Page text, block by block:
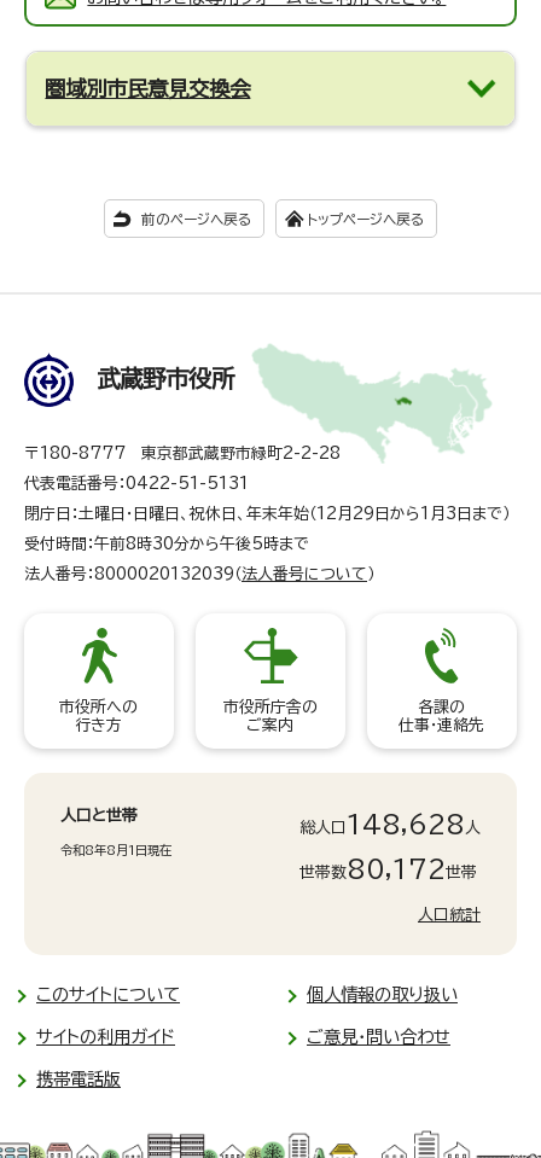
圏域別市民意見交換会
前のページへ戻る トップページへ戻る
武蔵野市役所
〒180-8777 東京都武蔵野市緑町2-2-28
代表電話番号：0422-51-5131
閉庁日：土曜日・日曜日、祝休日、年末年始（12月29日から1月3日まで）
受付時間：午前8時30分から午後5時まで
法人番号：8000020132039（ 法人番号について ）
市役所への
行き方
市役所庁舎の
ご案内
各課の
仕事・連絡先
人口と世帯
令和8年8月1日現在
総人口 148,628 人
世帯数80,172世帯
人口統計
このサイトについて 個人情報の取り扱い
サイトの利用ガイド ご意見・問い合わせ
携帯電話版